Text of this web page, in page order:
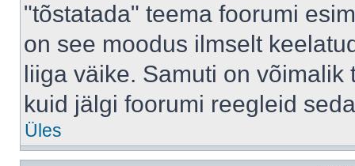
"tõstatada" teema foorumi
on see moodus ilmselt
liiga väike. Samuti on
kuid jälgi foorumi reegleid
Üles